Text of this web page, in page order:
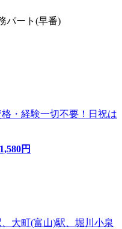
パート(早番)
・経験一切不要！日祝は
1,580円
大町(富山)駅、堀川小泉